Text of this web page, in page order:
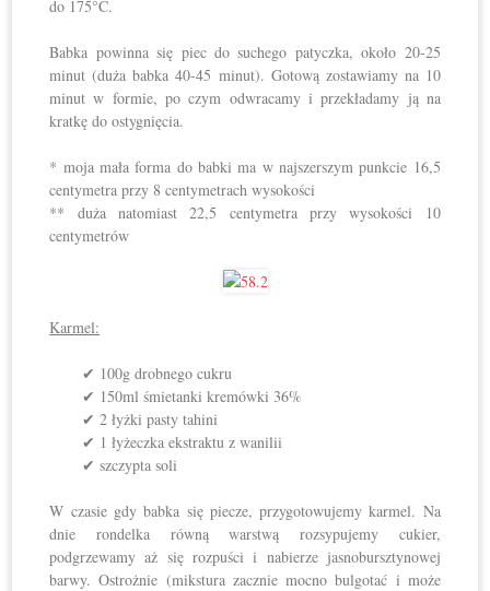
do 175°C.
Babka powinna się piec do suchego patyczka, około 20-25
minut (duża babka 40-45 minut). Gotową zostawiamy na 10
minut w formie, po czym odwracamy i przekładamy ją na
kratkę do ostygnięcia.
* moja mała forma do babki ma w najszerszym punkcie 16,5
centymetra przy 8 centymetrach wysokości
** duża natomiast 22,5 centymetra przy wysokości 10
centymetrów
Karmel:
✔ 100g drobnego cukru
✔ 150ml śmietanki kremówki 36%
✔ 2 łyżki pasty tahini
✔ 1 łyżeczka ekstraktu z wanilii
✔ szczypta soli
W czasie gdy babka się piecze, przygotowujemy karmel. Na
dnie rondelka równą warstwą rozsypujemy cukier,
podgrzewamy aż się rozpuści i nabierze jasnobursztynowej
barwy. Ostrożnie (mikstura zacznie mocno bulgotać i może